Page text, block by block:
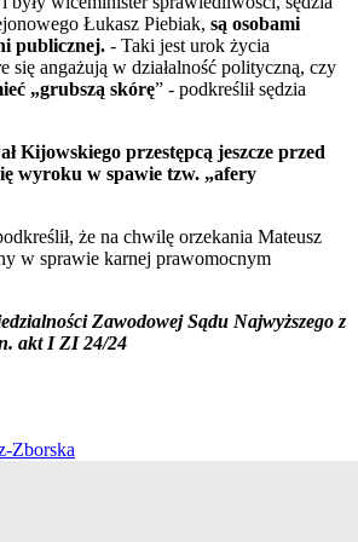
Łukasz Piebiak, są osobami
publicznej. - Taki jest urok życia
się angażują w działalność polityczną, czy
„grubszą skórę” - podkreślił sędzia
Kijowskiego przestępcą jeszcze przed
wyroku w spawie tzw. „afery
że na chwilę orzekania Mateusz
w sprawie karnej prawomocnym
Zawodowej Sądu Najwyższego z
akt I ZI 24/24
Zborska